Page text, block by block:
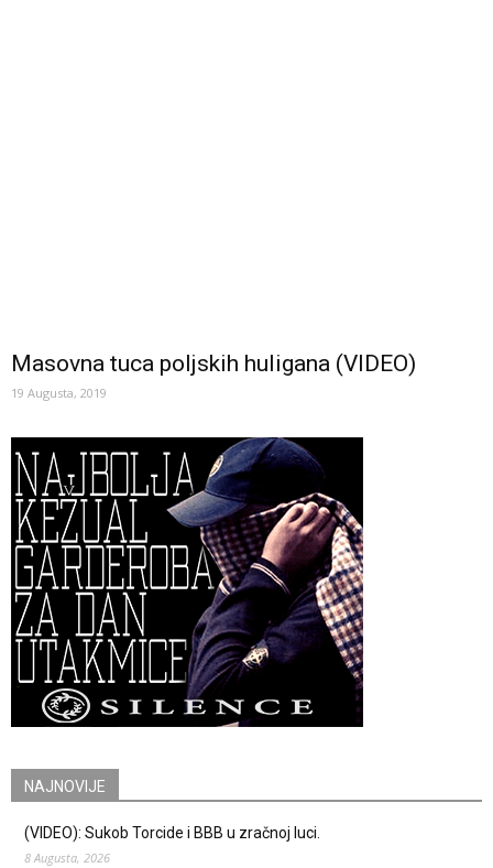
Masovna tuca poljskih huligana (VIDEO)
19 Augusta, 2019
NAJNOVIJE
(VIDEO): Sukob Torcide i BBB u zračnoj luci.
8 Augusta, 2026